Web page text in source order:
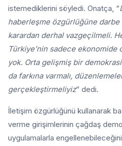
istemediklerini söyledi. Onatça, “
haberleşme özgürlüğüne darbe
karardan derhal vazgeçilmeli.
Türkiye’nin sadece ekonomide
yok. Orta gelişmiş bir
da farkına varmalı,
gerçekleştirmeliyiz” dedi.
İletişim özgürlüğünü kullanarak
verme girişimlerinin çağdaş
uygulamalarla